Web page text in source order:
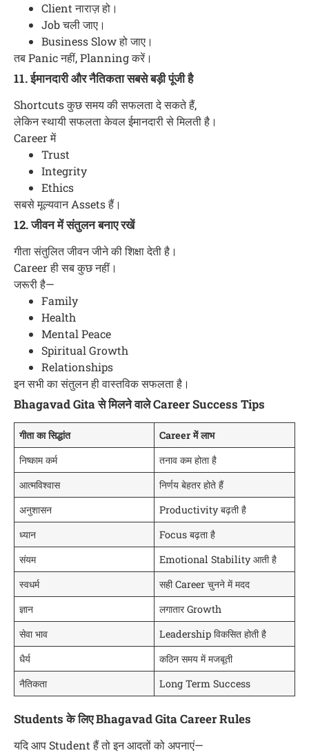
Client नाराज़ हो।
Job चली जाए।
Business Slow हो जाए।
तब Panic नहीं, Planning करें।
11. ईमानदारी और नैतिकता सबसे बड़ी पूंजी है
Shortcuts कुछ समय की सफलता दे सकते हैं,
लेकिन स्थायी सफलता केवल ईमानदारी से मिलती है।
Career में
Trust
Integrity
Ethics
सबसे मूल्यवान Assets हैं।
12. जीवन में संतुलन बनाए रखें
गीता संतुलित जीवन जीने की शिक्षा देती है।
Career ही सब कुछ नहीं।
जरूरी है—
Family
Health
Mental Peace
Spiritual Growth
Relationships
इन सभी का संतुलन ही वास्तविक सफलता है।
Bhagavad Gita से मिलने वाले Career Success Tips
गीता का सिद्धांत
Career में लाभ
निष्काम कर्म
तनाव कम होता है
आत्मविश्वास
निर्णय बेहतर होते हैं
अनुशासन
Productivity बढ़ती है
ध्यान
Focus बढ़ता है
संयम
Emotional Stability आती है
स्वधर्म
सही Career चुनने में मदद
ज्ञान
लगातार Growth
सेवा भाव
Leadership विकसित होती है
धैर्य
कठिन समय में मजबूती
नैतिकता
Long Term Success
Students के लिए Bhagavad Gita Career Rules
यदि आप Student हैं तो इन आदतों को अपनाएं—